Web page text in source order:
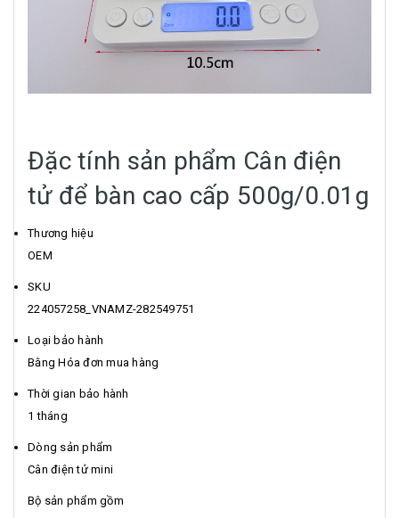
Đặc tính sản phẩm Cân điện
tử để bàn cao cấp 500g/0.01g
Thương hiệu
OEM
SKU
224057258_VNAMZ-282549751
Loại bảo hành
Bằng Hóa đơn mua hàng
Thời gian bảo hành
1 tháng
Dòng sản phẩm
Cân điện tử mini
Bộ sản phẩm gồm